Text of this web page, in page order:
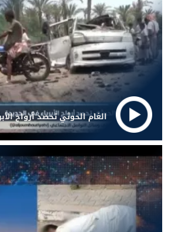
الغام الحوثي تحصد أرواح